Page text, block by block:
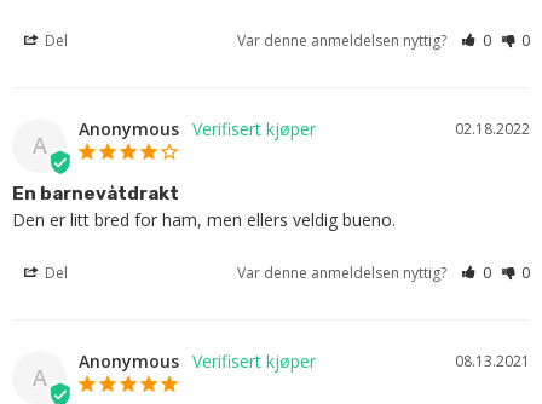
Del Var denne anmeldelsen nyttig? 0 0
A
02.18.2022
Anonymous
En barnevåtdrakt
Den er litt bred for ham, men ellers veldig bueno.
Del Var denne anmeldelsen nyttig? 0 0
A
08.13.2021
Anonymous